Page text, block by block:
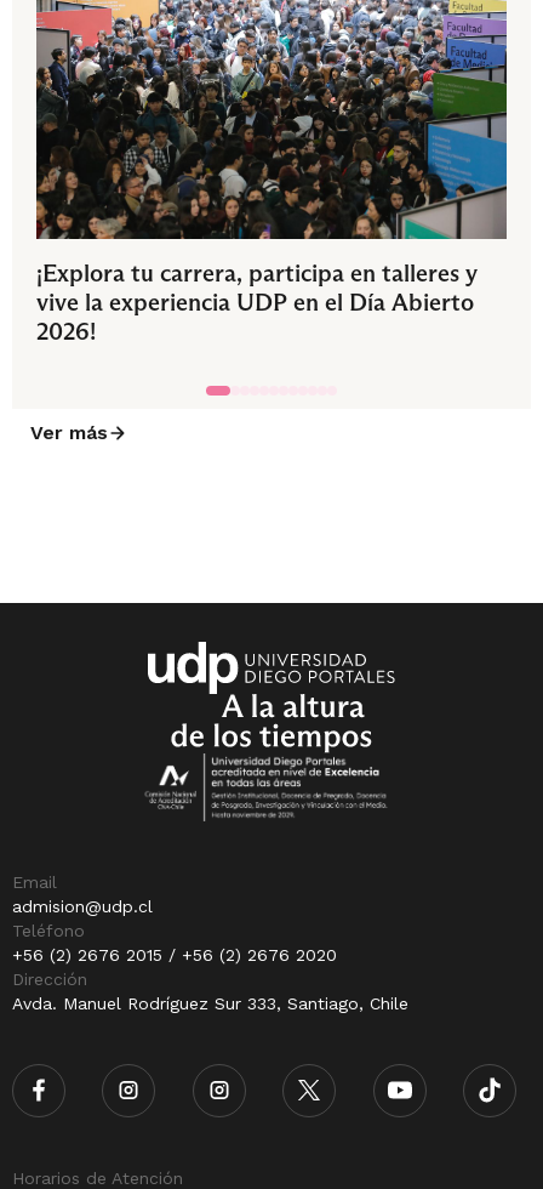
¡Explora tu carrera, participa en talleres y
vive la experiencia UDP en el Día Abierto
2026!
Ver más
Email
admision@udp.cl
Teléfono
+56 (2) 2676 2015 / +56 (2) 2676 2020
Dirección
Avda. Manuel Rodríguez Sur 333, Santiago, Chile
Horarios de Atención